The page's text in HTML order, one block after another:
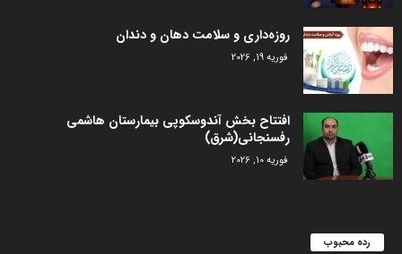
روزه‌داری و سلامت دهان و دندان
فوریه 19, 2026
افتتاح بخش آندوسکوپی بیمارستان هاشمی
رفسنجانی(شرق)
فوریه 10, 2026
رده محبوب